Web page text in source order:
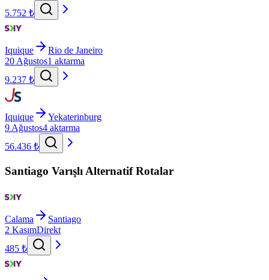
5.752 ₺
Iquique
Rio de Janeiro
20 Ağustos1 aktarma
9.237 ₺
Iquique
Yekaterinburg
9 Ağustos4 aktarma
56.436 ₺
Santiago Varışlı Alternatif Rotalar
Calama
Santiago
2 KasımDirekt
485 ₺